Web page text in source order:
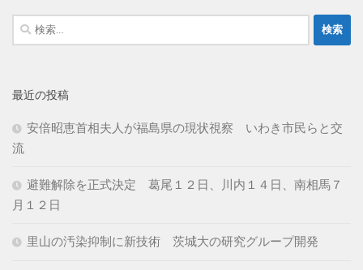
検
索:
最近の投稿
安倍昭恵首相夫人が福島県の現状視察 いわき市民らと交
流
避難解除を正式決定 葛尾１２日、川内１４日、南相馬７
月１２日
里山の汚染抑制に新技術 茨城大の研究グループ開発